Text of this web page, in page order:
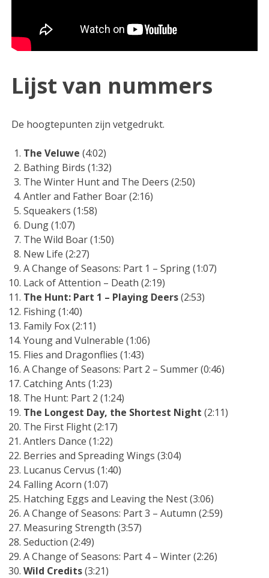
Lijst van nummers
De hoogtepunten zijn vetgedrukt.
The Veluwe (4:02)
Bathing Birds (1:32)
The Winter Hunt and The Deers (2:50)
Antler and Father Boar (2:16)
Squeakers (1:58)
Dung (1:07)
The Wild Boar (1:50)
New Life (2:27)
A Change of Seasons: Part 1 – Spring (1:07)
Lack of Attention – Death (2:19)
The Hunt: Part 1 – Playing Deers(2:53)
Fishing (1:40)
Family Fox (2:11)
Young and Vulnerable (1:06)
Flies and Dragonflies (1:43)
A Change of Seasons: Part 2 – Summer (0:46)
Catching Ants (1:23)
The Hunt: Part 2 (1:24)
The Longest Day, the Shortest Night (2:11)
The First Flight (2:17)
Antlers Dance (1:22)
Berries and Spreading Wings (3:04)
Lucanus Cervus (1:40)
Falling Acorn (1:07)
Hatching Eggs and Leaving the Nest (3:06)
A Change of Seasons: Part 3 – Autumn (2:59)
Measuring Strength (3:57)
Seduction (2:49)
A Change of Seasons: Part 4 – Winter (2:26)
Wild Credits(3:21)